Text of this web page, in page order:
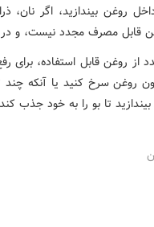
روغن بیندازید، اگر نان،
مصرف مجدد نیست، و در
تا بو را به خود جذب